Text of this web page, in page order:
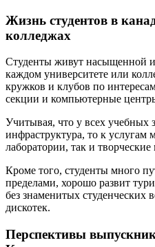
Жизнь студентов в
колледжах
Студенты живут насыщенной
каждом университете или
кружков и клубов по
секции и компьютерные
Учитывая, что у всех учебных
инфраструктура, то к услугам
лаборатории, так и
Кроме того, студенты много
пределами, хорошо развит
без знаменитых студенческих
дискотек.
Перспективы